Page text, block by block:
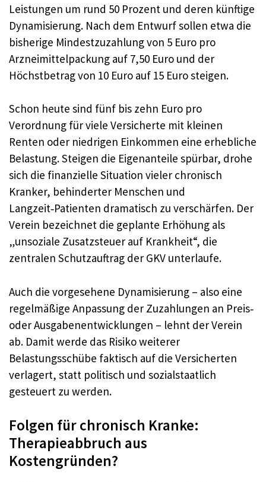
Leistungen um rund 50 Prozent und deren künftige
Dynamisierung. Nach dem Entwurf sollen etwa die
bisherige Mindestzuzahlung von 5 Euro pro
Arzneimittelpackung auf 7,50 Euro und der
Höchstbetrag von 10 Euro auf 15 Euro steigen.
Schon heute sind fünf bis zehn Euro pro
Verordnung für viele Versicherte mit kleinen
Renten oder niedrigen Einkommen eine erhebliche
Belastung. Steigen die Eigenanteile spürbar, drohe
sich die finanzielle Situation vieler chronisch
Kranker, behinderter Menschen und
Langzeit‑Patienten dramatisch zu verschärfen. Der
Verein bezeichnet die geplante Erhöhung als
„unsoziale Zusatzsteuer auf Krankheit“, die
zentralen Schutzauftrag der GKV unterlaufe.
Auch die vorgesehene Dynamisierung – also eine
regelmäßige Anpassung der Zuzahlungen an Preis‑
oder Ausgabenentwicklungen – lehnt der Verein
ab. Damit werde das Risiko weiterer
Belastungsschübe faktisch auf die Versicherten
verlagert, statt politisch und sozialstaatlich
gesteuert zu werden.
Folgen für chronisch Kranke:
Therapieabbruch aus
Kostengründen?